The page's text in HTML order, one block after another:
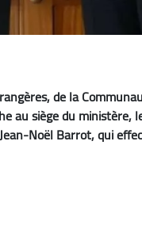
de la
au siège du ministère,
Noël Barrot, qui